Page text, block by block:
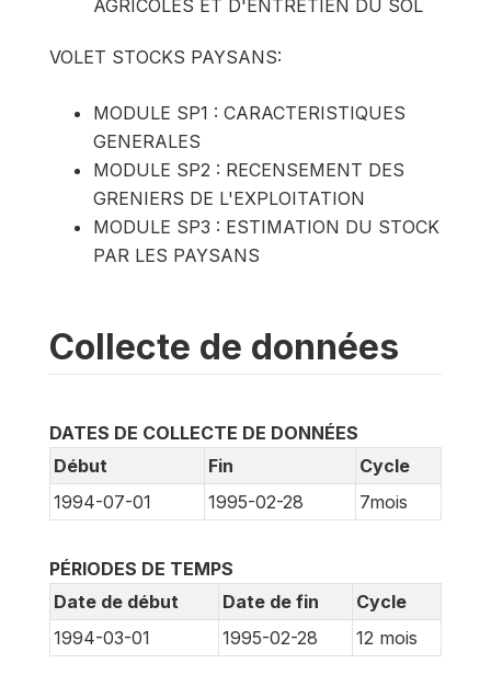
AGRICOLES ET D'ENTRETIEN DU SOL
VOLET STOCKS PAYSANS:
MODULE SP1 : CARACTERISTIQUES
GENERALES
MODULE SP2 : RECENSEMENT DES
GRENIERS DE L'EXPLOITATION
MODULE SP3 : ESTIMATION DU STOCK
PAR LES PAYSANS
Collecte de données
DATES DE COLLECTE DE DONNÉES
Début
Fin
Cycle
1994-07-01
1995-02-28 7mois
PÉRIODES DE TEMPS
Date de début
Date de fin
Cycle
1994-03-01
1995-02-28 12 mois